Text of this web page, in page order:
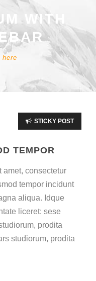
WITH
here
STICKY POST
TEMPOR
amet, consectetur
tempor incidunt
aliqua. Idque
liceret: sese
prodita
studiorum, prodita